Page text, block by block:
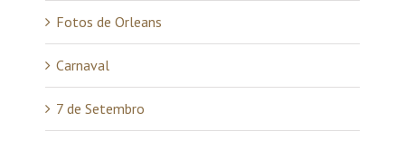
Fotos de Orleans
Carnaval
7 de Setembro